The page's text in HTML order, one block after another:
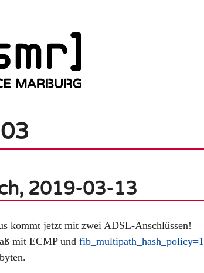
2019-03-13
kommt jetzt mit zwei ADSL-Anschlüssen!
mit ECMP undfib_multipath_hash_policy=1